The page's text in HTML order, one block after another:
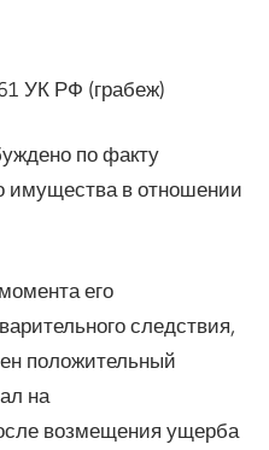
УК РФ (грабеж)
по факту
имущества в отношении
его
следствия,
положительный
на
возмещения ущерба